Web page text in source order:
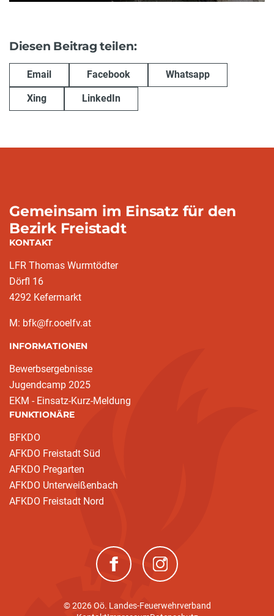
Diesen Beitrag teilen:
Email Facebook Whatsapp
Xing LinkedIn
Gemeinsam im Einsatz für den
Bezirk Freistadt
KONTAKT
LFR Thomas Wurmtödter
Dörfl 16
4292 Kefermarkt
M: bfk@fr.ooelfv.at
INFORMATIONEN
Bewerbsergebnisse
Jugendcamp 2025
EKM - Einsatz-Kurz-Meldung
FUNKTIONÄRE
BFKDO
AFKDO Freistadt Süd
AFKDO Pregarten
AFKDO Unterweißenbach
AFKDO Freistadt Nord
(neues Fenster)(neues Fenster)
© 2026 Oö. Landes-Feuerwehrverband